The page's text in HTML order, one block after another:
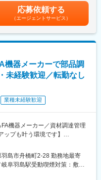
への展開も可能な高性能・高
進出しており、販売開始以
きました。近年は植物栽培用
の導入も増えてきています。
造部や開発部にて、製品／用途
は：
使う金属製品です。重量のあ
ルには要求される強度や用途
たお客様によっても規格が異
。
の納入実績をもつコンクリー
です。土木、建築とありとあ
可欠な製品で、空港から戸建
当を含めた表記です。
応募依頼する
（エージェントサービス）
機器メーカーで部品調
未経験歓迎／転勤なし
業種未経験歓迎
機器メーカー／資材調達管理
プも叶う環境です】
力化機械装置を製造するFAシ
では、産業機械や包装機、ロ
島市舟橋町2-28 勤務地最寄
阜羽島駅受動喫煙対策：敷地